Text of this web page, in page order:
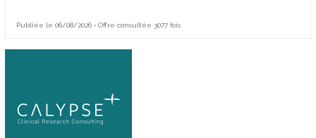
Publiée le 06/08/2026 • Offre consultée 3077 fois